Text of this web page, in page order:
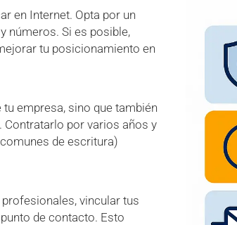
en Internet. Opta por un
números. Si es posible,
tu posicionamiento en
empresa, sino que también
por varios años y
de escritura)
vincular tus
de contacto. Esto